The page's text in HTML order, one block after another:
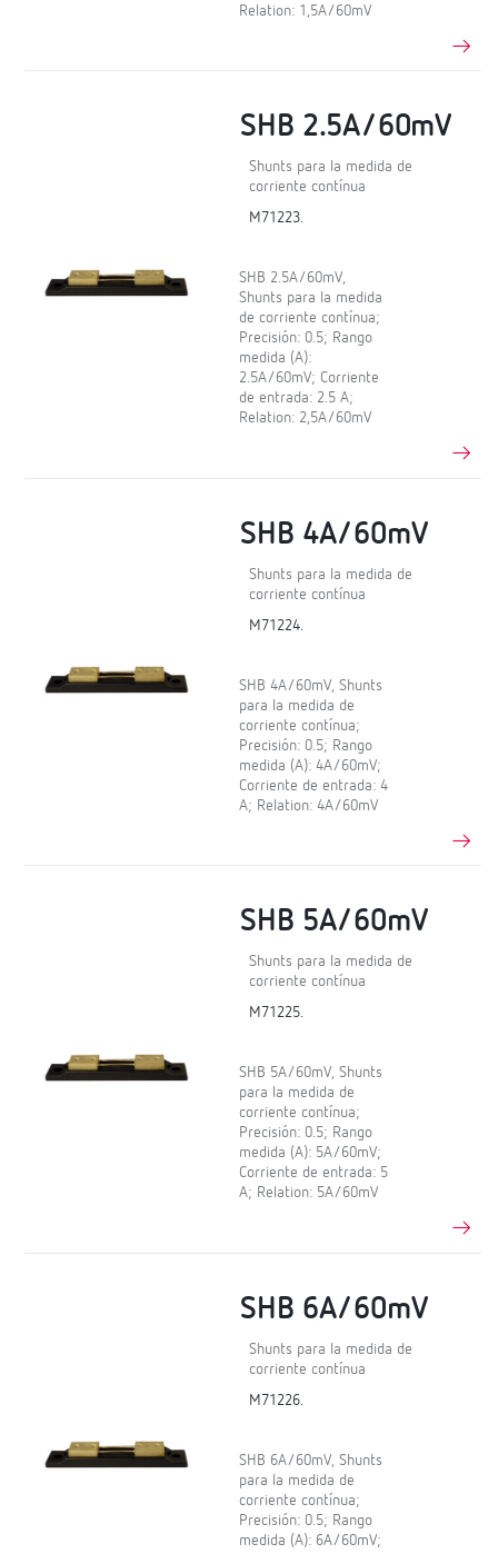
Relation: 1,5A/60mV
SHB 2.5A/60mV
Shunts para la medida de
corriente contínua
M71223.
SHB 2.5A/60mV,
Shunts para la medida
de corriente contínua;
Precisión: 0.5; Rango
medida (A):
2.5A/60mV; Corriente
de entrada: 2.5 A;
Relation: 2,5A/60mV
SHB 4A/60mV
Shunts para la medida de
corriente contínua
M71224.
SHB 4A/60mV, Shunts
para la medida de
corriente contínua;
Precisión: 0.5; Rango
medida (A): 4A/60mV;
Corriente de entrada: 4
A; Relation: 4A/60mV
SHB 5A/60mV
Shunts para la medida de
corriente contínua
M71225.
SHB 5A/60mV, Shunts
para la medida de
corriente contínua;
Precisión: 0.5; Rango
medida (A): 5A/60mV;
Corriente de entrada: 5
A; Relation: 5A/60mV
SHB 6A/60mV
Shunts para la medida de
corriente contínua
M71226.
SHB 6A/60mV, Shunts
para la medida de
corriente contínua;
Precisión: 0.5; Rango
medida (A): 6A/60mV;